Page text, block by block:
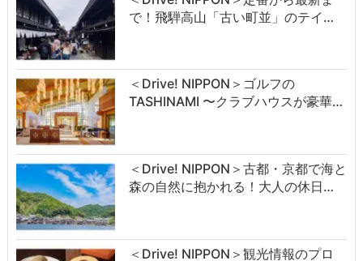
で！飛騨高山「古い町並」のテイ…
＜Drive! NIPPON＞ゴルフの
TASHINAMI 〜クラブハウスが豪華…
＜Drive! NIPPON＞古都・京都で海と
森の自然に抱かれる！大人の休日…
＜Drive! NIPPON＞観光情報のプロ